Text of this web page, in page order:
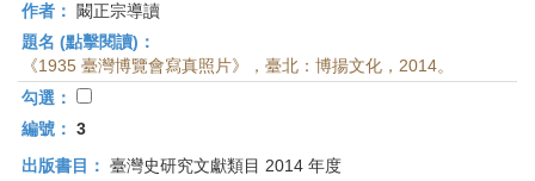
作者：
闞正宗導讀
題名 (點擊閱讀)：
《1935 臺灣博覽會寫真照片》，臺北：博揚文化，2014。
勾選：
編號： 3
出版書目： 臺灣史研究文獻類目 2014 年度